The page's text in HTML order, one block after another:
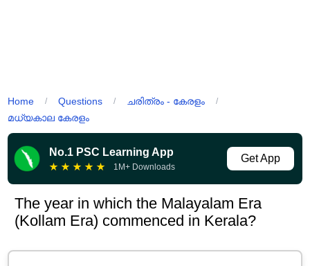
Home / Questions / ചരിത്രം - കേരളം /
മധ്യകാല കേരളം
No.1 PSC Learning App
★ ★ ★ ★ ★ 1M+ Downloads
Get App
The year in which the Malayalam Era
(Kollam Era) commenced in Kerala?